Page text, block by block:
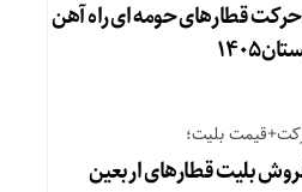
حرکت قطارهای حومه ای راه آهن
بلیت؛
بلیت قطارهای اربعین